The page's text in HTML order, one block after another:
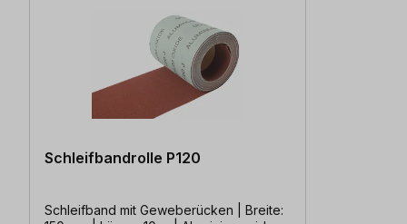
Schleifbandrolle P120
Schleifband mit Geweberücken | Breite: